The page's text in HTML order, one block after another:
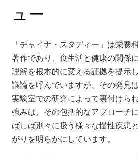
ュー
「チャイナ・スタディー」は栄養
著作であり、食生活と健康の関係
理解を根本的に変える証拠を提示
議論を呼んでいますが、その発見
実験室での研究によって裏付けら
強みは、その包括的なアプローチ
ばしば別々に扱う様々な慢性疾患
がりを明らかにしています。